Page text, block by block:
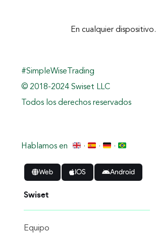
En cualquier dispositivo.
#SimpleWiseTrading
© 2018-2024 Swiset LLC
Todos los derechos reservados
Hablamos en · · ·
Web IOS Android
Swiset
Equipo